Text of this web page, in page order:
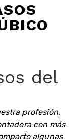
del
profesión,
con más
algunas